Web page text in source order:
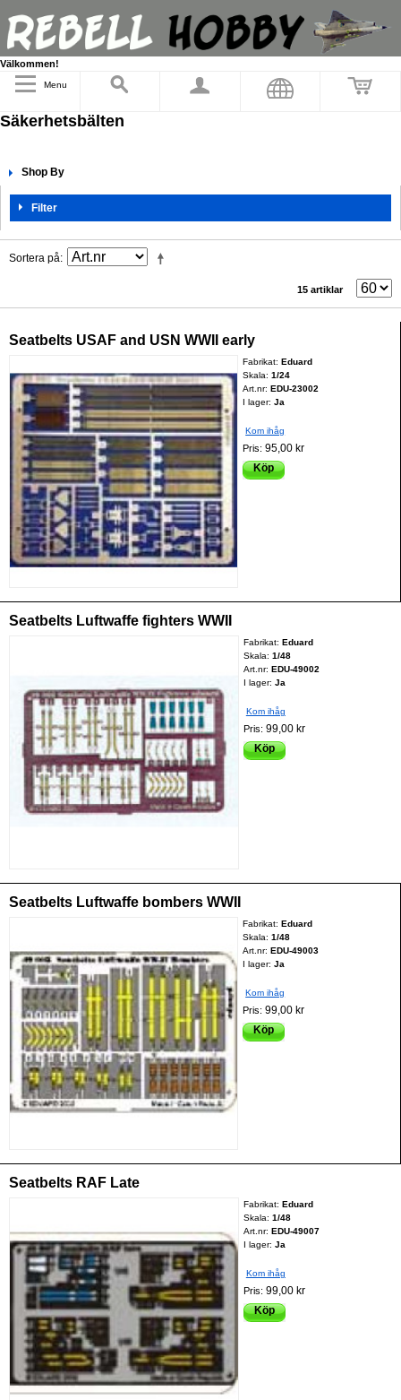
Välkommen!
Menu
Säkerhetsbälten
Shop By
Filter
Sortera på
15 artiklar
Seatbelts USAF and USN WWII early
Fabrikat:Eduard
Skala:1/24
Art.nr:EDU-23002
I lager: Ja
Kom ihåg
Pris:95,00 kr
Köp
Seatbelts Luftwaffe fighters WWII
Fabrikat: Eduard
Skala: 1/48
Art.nr: EDU-49002
I lager: Ja
Kom ihåg
Pris: 99,00 kr
Köp
Seatbelts Luftwaffe bombers WWII
Fabrikat:Eduard
Skala:1/48
Art.nr:EDU-49003
I lager: Ja
Kom ihåg
Pris:99,00 kr
Köp
Seatbelts RAF Late
Fabrikat: Eduard
Skala: 1/48
Art.nr: EDU-49007
I lager: Ja
Kom ihåg
Pris: 99,00 kr
Köp